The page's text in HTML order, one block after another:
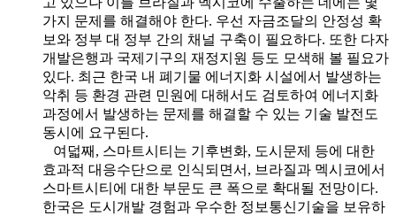
가지 문제를 해결해야 한다. 우선 자금조달의 안정성 확
보와 정부 대 정부 간의 채널 구축이 필요하다. 또한 다자
개발은행과 국제기구의 재정지원 등도 모색해 볼 필요가
있다. 최근 한국 내 폐기물 에너지화 시설에서 발생하는
악취 등 환경 관련 민원에 대해서도 검토하여 에너지화
과정에서 발생하는 문제를 해결할 수 있는 기술 발전도
동시에 요구된다.
여덟째, 스마트시티는 기후변화, 도시문제 등에 대한
효과적 대응수단으로 인식되면서, 브라질과 멕시코에서
스마트시티에 대한 부문도 큰 폭으로 확대될 전망이다.
한국은 도시개발 경험과 우수한 정보통신기술을 보유하